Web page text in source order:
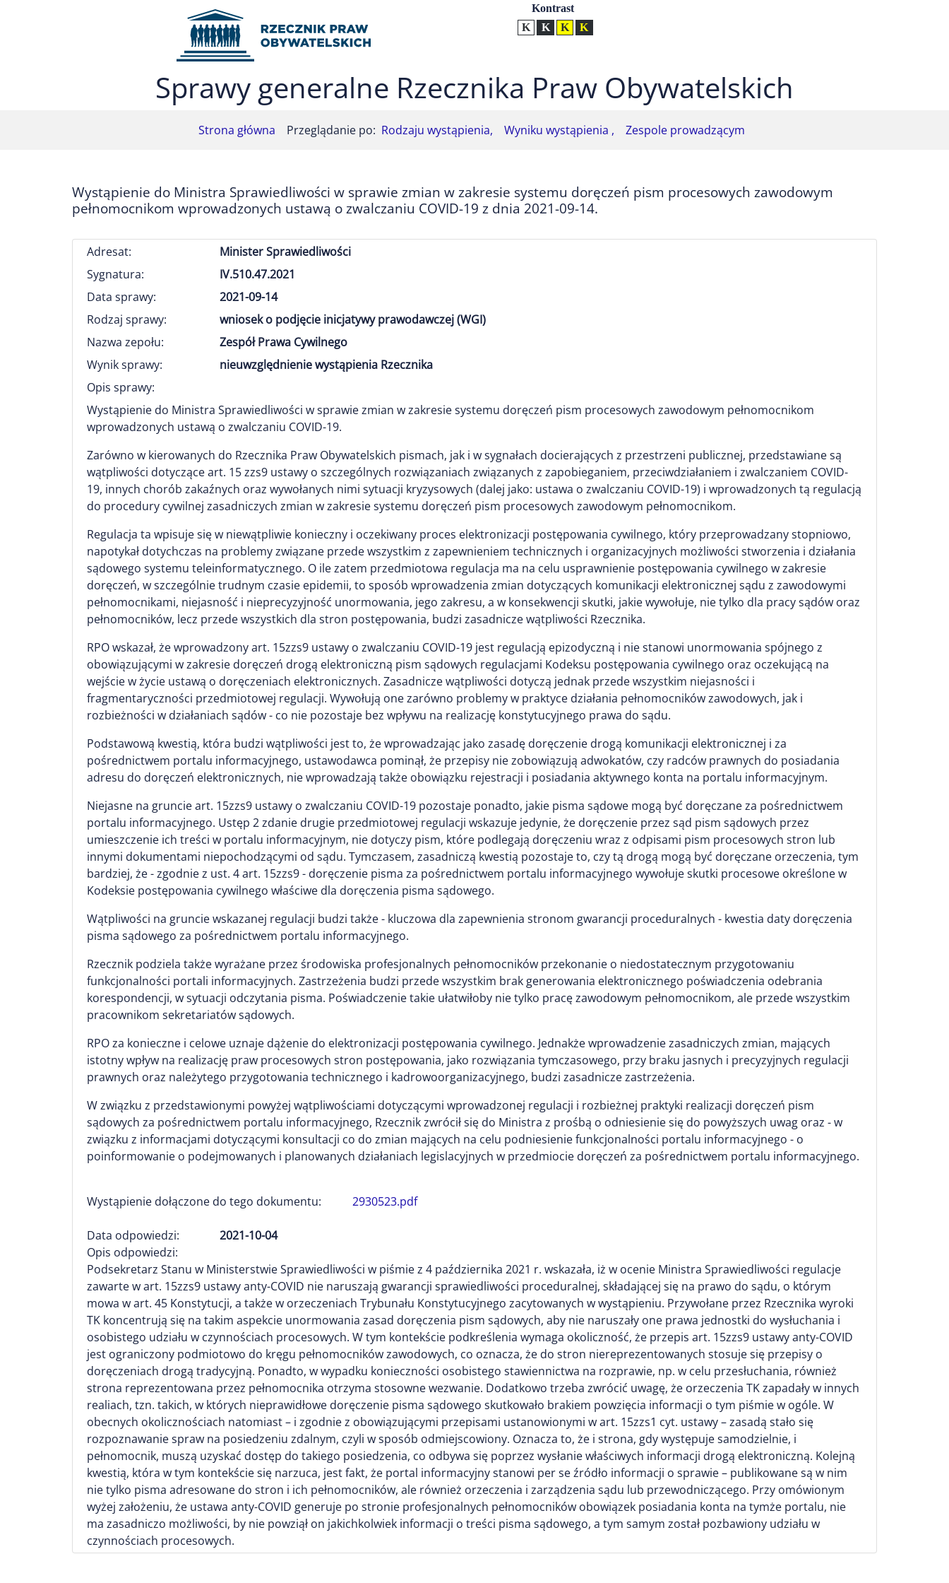
Przejdź do menu głównego (nacisnij Enter)
Przejdź do mapy serwisu (nacisnij Enter) UstawieniaKontrast
Kontrast normalny
Kontrast biały tekst na czarnym
Kontrast czarny tekst na żółtym
Sprawy generalne Rzecznika Praw Obywatelskich
Strona główna Przeglądanie po: Rodzaju wystąpienia, Wyniku wystąpienia , Zespole prowadzącym
Wystąpienie do Ministra Sprawiedliwości w sprawie zmian w zakresie systemu doręczeń pism procesowych zawodowym
pełnomocnikom wprowadzonych ustawą o zwalczaniu COVID-19 z dnia 2021-09-14.
Adresat:
Minister Sprawiedliwości
Sygnatura:
IV.510.47.2021
Data sprawy:
2021-09-14
Rodzaj sprawy:
wniosek o podjęcie inicjatywy prawodawczej (WGI)
Nazwa zepołu:
Zespół Prawa Cywilnego
Wynik sprawy:
nieuwzględnienie wystąpienia Rzecznika
Opis sprawy:
Wystąpienie do Ministra Sprawiedliwości w sprawie zmian w zakresie systemu doręczeń pism procesowych zawodowym pełnomocnikom
wprowadzonych ustawą o zwalczaniu COVID-19.
Zarówno w kierowanych do Rzecznika Praw Obywatelskich pismach, jak i w sygnałach docierających z przestrzeni publicznej, przedstawiane są
wątpliwości dotyczące art. 15 zzs9 ustawy o szczególnych rozwiązaniach związanych z zapobieganiem, przeciwdziałaniem i zwalczaniem COVID-
19, innych chorób zakaźnych oraz wywołanych nimi sytuacji kryzysowych (dalej jako: ustawa o zwalczaniu COVID-19) i wprowadzonych tą regulacją
do procedury cywilnej zasadniczych zmian w zakresie systemu doręczeń pism procesowych zawodowym pełnomocnikom.
Regulacja ta wpisuje się w niewątpliwie konieczny i oczekiwany proces elektronizacji postępowania cywilnego, który przeprowadzany stopniowo,
napotykał dotychczas na problemy związane przede wszystkim z zapewnieniem technicznych i organizacyjnych możliwości stworzenia i działania
sądowego systemu teleinformatycznego. O ile zatem przedmiotowa regulacja ma na celu usprawnienie postępowania cywilnego w zakresie
doręczeń, w szczególnie trudnym czasie epidemii, to sposób wprowadzenia zmian dotyczących komunikacji elektronicznej sądu z zawodowymi
pełnomocnikami, niejasność i nieprecyzyjność unormowania, jego zakresu, a w konsekwencji skutki, jakie wywołuje, nie tylko dla pracy sądów oraz
pełnomocników, lecz przede wszystkich dla stron postępowania, budzi zasadnicze wątpliwości Rzecznika.
RPO wskazał, że wprowadzony art. 15zzs9 ustawy o zwalczaniu COVID-19 jest regulacją epizodyczną i nie stanowi unormowania spójnego z
obowiązującymi w zakresie doręczeń drogą elektroniczną pism sądowych regulacjami Kodeksu postępowania cywilnego oraz oczekującą na
wejście w życie ustawą o doręczeniach elektronicznych. Zasadnicze wątpliwości dotyczą jednak przede wszystkim niejasności i
fragmentaryczności przedmiotowej regulacji. Wywołują one zarówno problemy w praktyce działania pełnomocników zawodowych, jak i
rozbieżności w działaniach sądów - co nie pozostaje bez wpływu na realizację konstytucyjnego prawa do sądu.
Podstawową kwestią, która budzi wątpliwości jest to, że wprowadzając jako zasadę doręczenie drogą komunikacji elektronicznej i za
pośrednictwem portalu informacyjnego, ustawodawca pominął, że przepisy nie zobowiązują adwokatów, czy radców prawnych do posiadania
adresu do doręczeń elektronicznych, nie wprowadzają także obowiązku rejestracji i posiadania aktywnego konta na portalu informacyjnym.
Niejasne na gruncie art. 15zzs9 ustawy o zwalczaniu COVID-19 pozostaje ponadto, jakie pisma sądowe mogą być doręczane za pośrednictwem
portalu informacyjnego. Ustęp 2 zdanie drugie przedmiotowej regulacji wskazuje jedynie, że doręczenie przez sąd pism sądowych przez
umieszczenie ich treści w portalu informacyjnym, nie dotyczy pism, które podlegają doręczeniu wraz z odpisami pism procesowych stron lub
innymi dokumentami niepochodzącymi od sądu. Tymczasem, zasadniczą kwestią pozostaje to, czy tą drogą mogą być doręczane orzeczenia, tym
bardziej, że - zgodnie z ust. 4 art. 15zzs9 - doręczenie pisma za pośrednictwem portalu informacyjnego wywołuje skutki procesowe określone w
Kodeksie postępowania cywilnego właściwe dla doręczenia pisma sądowego.
Wątpliwości na gruncie wskazanej regulacji budzi także - kluczowa dla zapewnienia stronom gwarancji proceduralnych - kwestia daty doręczenia
pisma sądowego za pośrednictwem portalu informacyjnego.
Rzecznik podziela także wyrażane przez środowiska profesjonalnych pełnomocników przekonanie o niedostatecznym przygotowaniu
funkcjonalności portali informacyjnych. Zastrzeżenia budzi przede wszystkim brak generowania elektronicznego poświadczenia odebrania
korespondencji, w sytuacji odczytania pisma. Poświadczenie takie ułatwiłoby nie tylko pracę zawodowym pełnomocnikom, ale przede wszystkim
pracownikom sekretariatów sądowych.
RPO za konieczne i celowe uznaje dążenie do elektronizacji postępowania cywilnego. Jednakże wprowadzenie zasadniczych zmian, mających
istotny wpływ na realizację praw procesowych stron postępowania, jako rozwiązania tymczasowego, przy braku jasnych i precyzyjnych regulacji
prawnych oraz należytego przygotowania technicznego i kadrowoorganizacyjnego, budzi zasadnicze zastrzeżenia.
W związku z przedstawionymi powyżej wątpliwościami dotyczącymi wprowadzonej regulacji i rozbieżnej praktyki realizacji doręczeń pism
sądowych za pośrednictwem portalu informacyjnego, Rzecznik zwrócił się do Ministra z prośbą o odniesienie się do powyższych uwag oraz - w
związku z informacjami dotyczącymi konsultacji co do zmian mających na celu podniesienie funkcjonalności portalu informacyjnego - o
poinformowanie o podejmowanych i planowanych działaniach legislacyjnych w przedmiocie doręczeń za pośrednictwem portalu informacyjnego.
Wystąpienie dołączone do tego dokumentu: 2930523.pdf
Data odpowiedzi:
2021-10-04
Opis odpowiedzi:
Podsekretarz Stanu w Ministerstwie Sprawiedliwości w piśmie z 4 października 2021 r. wskazała, iż w ocenie Ministra Sprawiedliwości regulacje
zawarte w art. 15zzs9 ustawy anty-COVID nie naruszają gwarancji sprawiedliwości proceduralnej, składającej się na prawo do sądu, o którym
mowa w art. 45 Konstytucji, a także w orzeczeniach Trybunału Konstytucyjnego zacytowanych w wystąpieniu. Przywołane przez Rzecznika wyroki
TK koncentrują się na takim aspekcie unormowania zasad doręczenia pism sądowych, aby nie naruszały one prawa jednostki do wysłuchania i
osobistego udziału w czynnościach procesowych. W tym kontekście podkreślenia wymaga okoliczność, że przepis art. 15zzs9 ustawy anty-COVID
jest ograniczony podmiotowo do kręgu pełnomocników zawodowych, co oznacza, że do stron niereprezentowanych stosuje się przepisy o
doręczeniach drogą tradycyjną. Ponadto, w wypadku konieczności osobistego stawiennictwa na rozprawie, np. w celu przesłuchania, również
strona reprezentowana przez pełnomocnika otrzyma stosowne wezwanie. Dodatkowo trzeba zwrócić uwagę, że orzeczenia TK zapadały w innych
realiach, tzn. takich, w których nieprawidłowe doręczenie pisma sądowego skutkowało brakiem powzięcia informacji o tym piśmie w ogóle. W
obecnych okolicznościach natomiast – i zgodnie z obowiązującymi przepisami ustanowionymi w art. 15zzs1 cyt. ustawy – zasadą stało się
rozpoznawanie spraw na posiedzeniu zdalnym, czyli w sposób odmiejscowiony. Oznacza to, że i strona, gdy występuje samodzielnie, i
pełnomocnik, muszą uzyskać dostęp do takiego posiedzenia, co odbywa się poprzez wysłanie właściwych informacji drogą elektroniczną. Kolejną
kwestią, która w tym kontekście się narzuca, jest fakt, że portal informacyjny stanowi per se źródło informacji o sprawie – publikowane są w nim
nie tylko pisma adresowane do stron i ich pełnomocników, ale również orzeczenia i zarządzenia sądu lub przewodniczącego. Przy omówionym
wyżej założeniu, że ustawa anty-COVID generuje po stronie profesjonalnych pełnomocników obowiązek posiadania konta na tymże portalu, nie
ma zasadniczo możliwości, by nie powziął on jakichkolwiek informacji o treści pisma sądowego, a tym samym został pozbawiony udziału w
czynnościach procesowych.